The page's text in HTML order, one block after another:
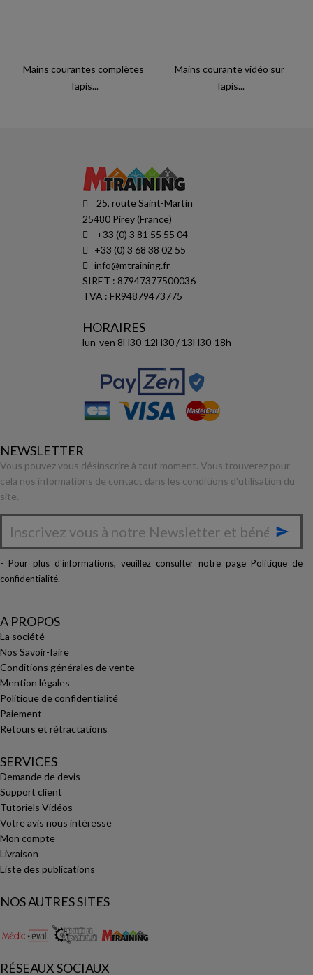
Mains courantes complètes
Tapis...
Mains courante vidéo sur
Tapis...
25, route Saint-Martin
25480 Pirey (France)
+33 (0) 3 81 55 55 04
+33 (0) 3 68 38 02 55
info@mtraining.fr
SIRET : 87947377500036
TVA : FR94879473775
HORAIRES
lun-ven 8H30-12H30 / 13H30-18h
NEWSLETTER
Vous pouvez vous désinscrire à tout moment. Vous trouverez pour
cela nos informations de contact dans les conditions d'utilisation du
site.

- Pour plus d'informations, veuillez consulter notre page Politique de
confidentialité.
A PROPOS
La société
Nos Savoir-faire
Conditions générales de vente
Mention légales
Politique de confidentialité
Paiement
Retours et rétractations
SERVICES
Demande de devis
Support client
Tutoriels Vidéos
Votre avis nous intéresse
Mon compte
Livraison
Liste des publications
NOS AUTRES SITES
RÉSEAUX SOCIAUX